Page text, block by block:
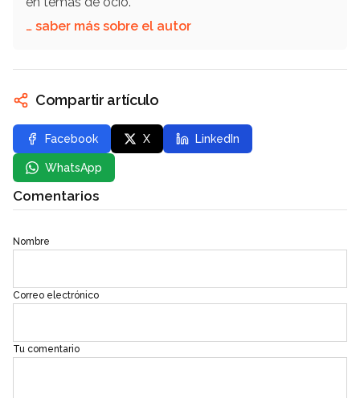
… saber más sobre el autor
Compartir artículo
Facebook X LinkedIn
WhatsApp
Comentarios
Nombre
Correo electrónico
Tu comentario